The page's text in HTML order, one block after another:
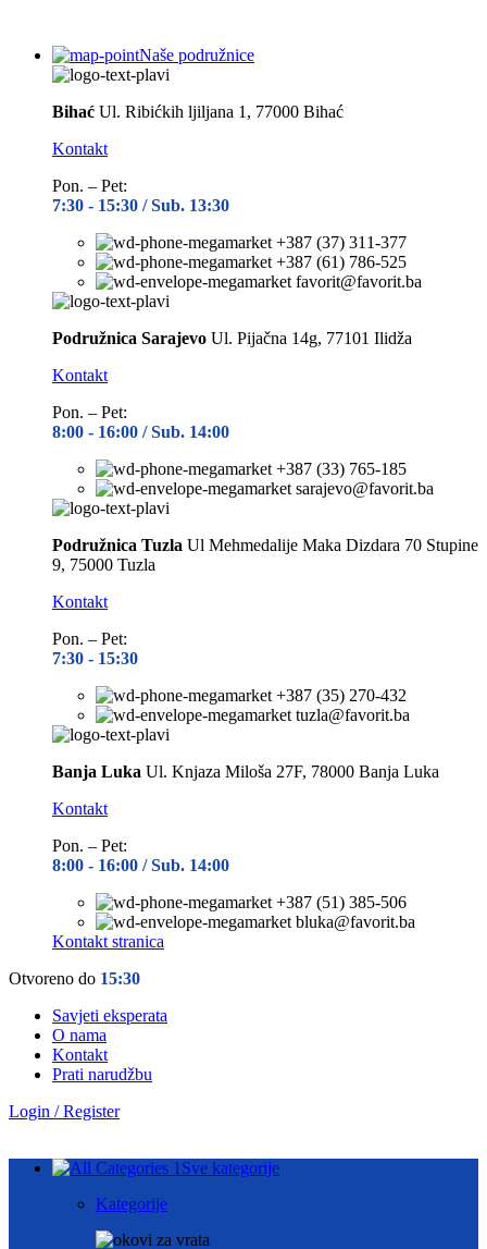
Naše podružnice
Bihać Ul. Ribićkih ljiljana 1, 77000 Bihać
Kontakt
Pon. – Pet:
7:30 - 15:30 / Sub. 13:30
+387 (37) 311-377
+387 (61) 786-525
favorit@favorit.ba
Podružnica Sarajevo Ul. Pijačna 14g, 77101 Ilidža
Kontakt
Pon. – Pet:
8:00 - 16:00 / Sub. 14:00
+387 (33) 765-185
sarajevo@favorit.ba
Podružnica Tuzla Ul Mehmedalije Maka Dizdara 70 Stupine
9, 75000 Tuzla
Kontakt
Pon. – Pet:
7:30 - 15:30
+387 (35) 270-432
tuzla@favorit.ba
Banja Luka Ul. Knjaza Miloša 27F, 78000 Banja Luka
Kontakt
Pon. – Pet:
8:00 - 16:00 / Sub. 14:00
+387 (51) 385-506
bluka@favorit.ba
Kontakt stranica
Otvoreno do 15:30
Savjeti eksperata
O nama
Kontakt
Prati narudžbu
Login / Register
Sve kategorije
Kategorije